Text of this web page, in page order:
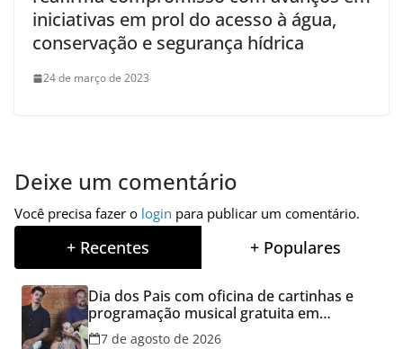
iniciativas em prol do acesso à água,
conservação e segurança hídrica
24 de março de 2023
Deixe um comentário
Você precisa fazer o login para publicar um comentário.
+ Recentes + Populares
Dia dos Pais com oficina de cartinhas e
programação musical gratuita em
Aparecida de Goiânia
7 de agosto de 2026